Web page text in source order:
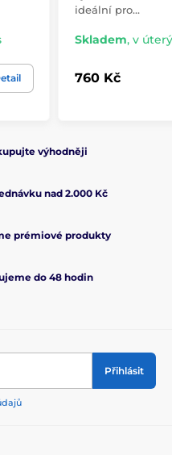
ideální pro…
Skladem, v úterý
760 Kč
výhodněji
nad 2.000 Kč
prémiové produkty
do 48 hodin
Přihlásit